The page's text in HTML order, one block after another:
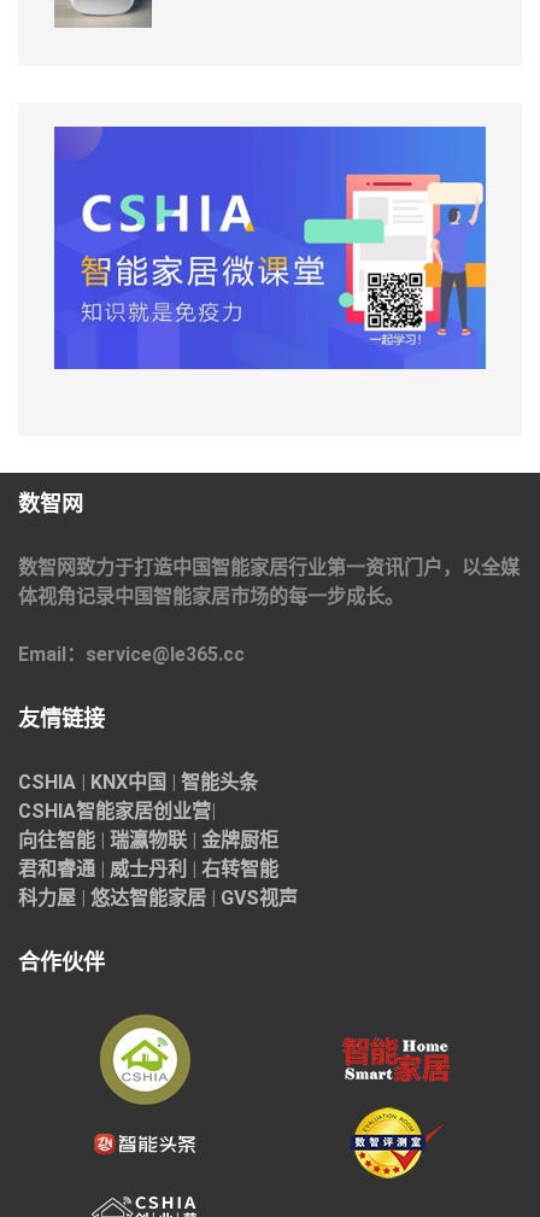
数智网
数智网致力于打造中国智能家居行业第一资讯门户，以全媒
体视角记录中国智能家居市场的每一步成长。
Email：service@le365.cc
友情链接
CSHIA KNX中国
智能头条
CSHIA智能家居创业营
向往智能
瑞瀛物联
金牌厨柜
君和睿通
威士丹利
右转智能
科力屋
悠达智能家居 GVS视声
合作伙伴